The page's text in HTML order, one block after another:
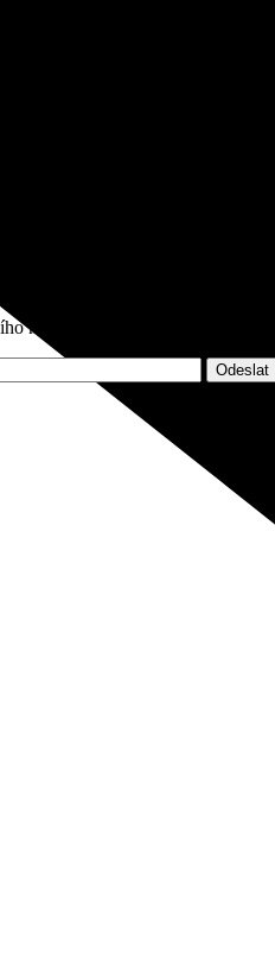
newsletteru: